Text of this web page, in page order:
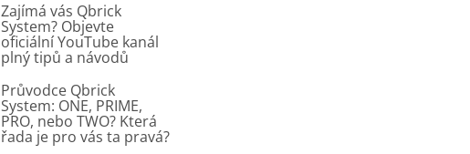
Zajímá vás Qbrick
System? Objevte
oficiální YouTube kanál
plný tipů a návodů
Průvodce Qbrick
System: ONE, PRIME,
PRO, nebo TWO? Která
řada je pro vás ta pravá?